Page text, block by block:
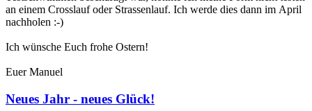
an einem Crosslauf oder Strassenlauf. Ich werde dies dann im April
nachholen :-)
Ich wünsche Euch frohe Ostern!
Euer Manuel
Neues Jahr - neues Glück!